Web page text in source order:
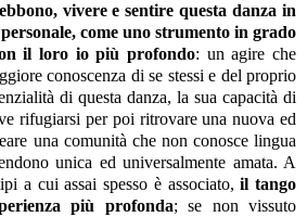
vivere e sentire questa danza in
come uno strumento in grado
il loro io più profondo: un agire che
conoscenza di se stessi e del proprio
di questa danza, la sua capacità di
rifugiarsi per poi ritrovare una nuova ed
una comunità che non conosce lingua
unica ed universalmente amata. A
a cui assai spesso è associato,il tango
più profonda; se non vissuto